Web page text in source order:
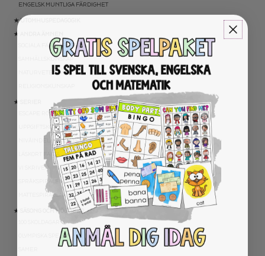
ENGELSK MUNTLIGA FÄRDIGHET
★ UTOMHUSPEDAGOGIK
★ ANDRA ÄMNEN
SOCIALA FÄRDIGHETER
SAMHÄLLSKUNSKAP
NATURVETENSKAP
★ SERIER
ESCAPE ROOMS
UPPGIFTSKORT SVENSKA
NIVÅINDELADE LÄSTEXTER
LÄSKORT FAKTA
VI SKRIVER
SPRÅKSPIRALEN
MATTESPIRALEN
★ SÄSONG OCH HÖGTIDER
OLYMPISKA SPELEN